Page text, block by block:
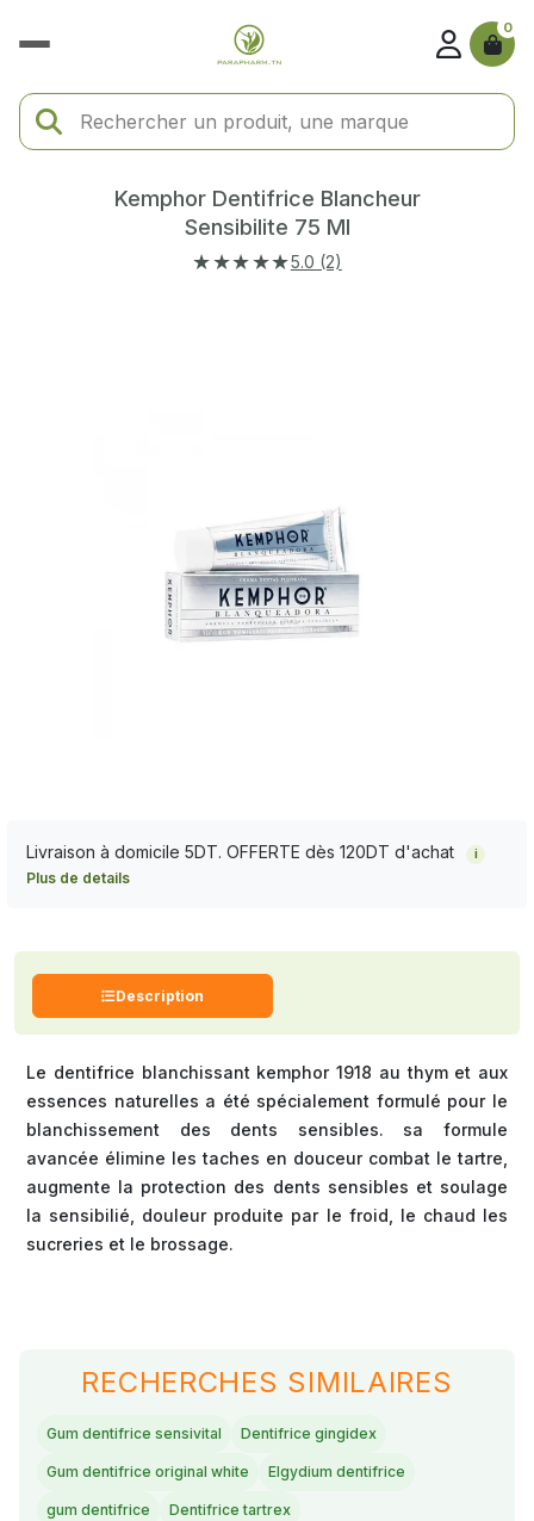
0
Kemphor Dentifrice Blancheur
Sensibilite 75 Ml
★★★★★5.0 (2)
Livraison à domicile 5DT. OFFERTE dès 120DT d'achat i
Plus de details
Description
Le dentifrice blanchissant kemphor 1918 au thym et aux
essences naturelles a été spécialement formulé pour le
blanchissement des dents sensibles. sa formule
avancée élimine les taches en douceur combat le tartre,
augmente la protection des dents sensibles et soulage
la sensibilié, douleur produite par le froid, le chaud les
sucreries et le brossage.
RECHERCHES SIMILAIRES
Gum dentifrice sensivital Dentifrice gingidex
Gum dentifrice original white Elgydium dentifrice
gum dentifrice Dentifrice tartrex